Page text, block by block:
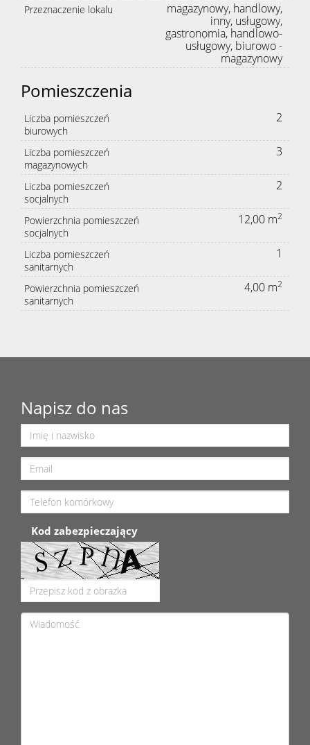
Przeznaczenie lokalu
magazynowy, handlowy,
inny, usługowy,
gastronomia, handlowo-
usługowy, biurowo -
magazynowy
Pomieszczenia
Liczba pomieszczeń
biurowych
2
Liczba pomieszczeń
magazynowych
3
Liczba pomieszczeń
socjalnych
2
Powierzchnia pomieszczeń
socjalnych
12,00 m2
Liczba pomieszczeń
sanitarnych
1
Powierzchnia pomieszczeń
sanitarnych
4,00 m2
Napisz do nas
Kod zabezpieczający